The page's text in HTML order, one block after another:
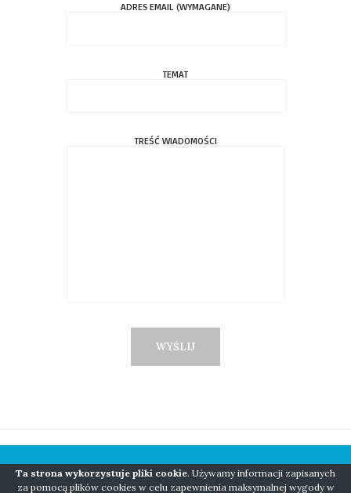
ADRES EMAIL (WYMAGANE)
TEMAT
TREŚĆ WIADOMOŚCI
COPYRIGHT © 2018 NIANIO BORN TO BE WILD
Ta strona wykorzystuje pliki cookie. Używamy informacji zapisanych
za pomocą plików cookies w celu zapewnienia maksymalnej wygody w